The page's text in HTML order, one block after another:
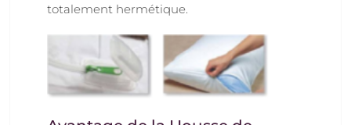
totalement hermétique.